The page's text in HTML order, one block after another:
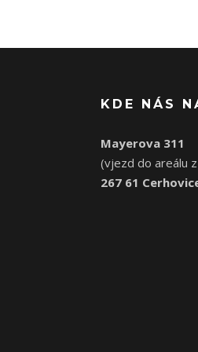
KDE NÁS
Mayerova 311
(vjezd do areálu
267 61